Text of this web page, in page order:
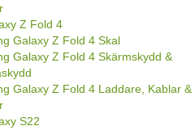
Z Fold 4
Galaxy Z Fold 4 Skal
Galaxy Z Fold 4 Skärmskydd &
Galaxy Z Fold 4 Laddare, Kablar &
S22